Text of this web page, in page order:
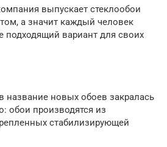
выпускает стеклообои
а значит каждый человек
подходящий вариант для своих
название новых обоев закралась
обои производятся из
стабилизирующей